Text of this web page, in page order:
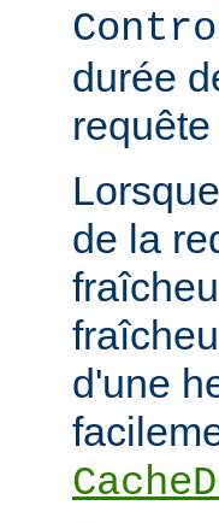
durée
de la
d'une